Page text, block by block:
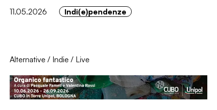
11.05.2026 Indi(e)pendenze
Alternative / Indie / Live